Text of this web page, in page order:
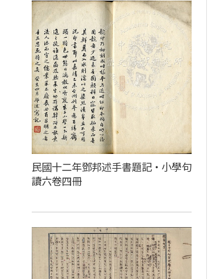
民國十二年鄧邦述手書題記‧小學句
讀六卷四冊